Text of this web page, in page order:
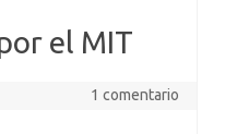
el MIT
1 comentario